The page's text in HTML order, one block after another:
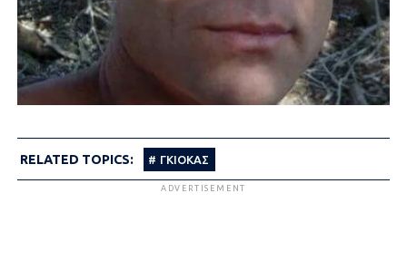
RELATED TOPICS: ΓΚΙΟΚΑΣ
ADVERTISEMENT